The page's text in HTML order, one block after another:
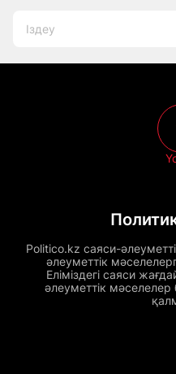
Politico.kz саяси-
әлеуметтік
Еліміздегі саяси
әлеуметтік